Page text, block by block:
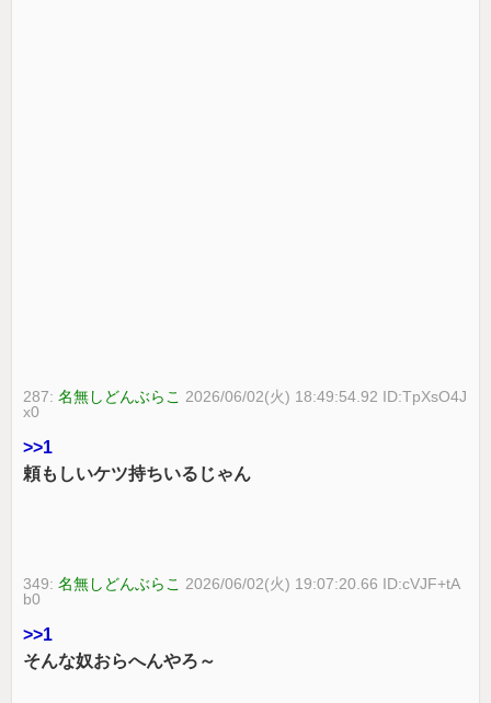
287:名無しどんぶらこ 2026/06/02(火) 18:49:54.92 ID:TpXsO4J
x0
>>1
頼もしいケツ持ちいるじゃん
349:名無しどんぶらこ 2026/06/02(火) 19:07:20.66 ID:cVJF+tA
b0
>>1
そんな奴おらへんやろ～